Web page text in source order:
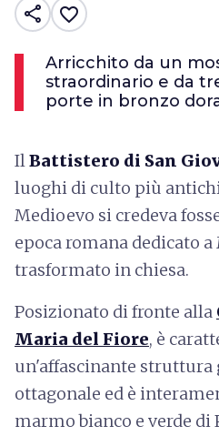
share favorite_border
Arricchito da un
straordinario e da
porte in bronzo
IlBattistero di San
luoghi di culto più
Medioevo si credeva
epoca romana dedicato
trasformato in chiesa.
Posizionato di fronte alla
Maria del Fiore, è
un'affascinante struttura
ottagonale ed è
marmo bianco e verde di